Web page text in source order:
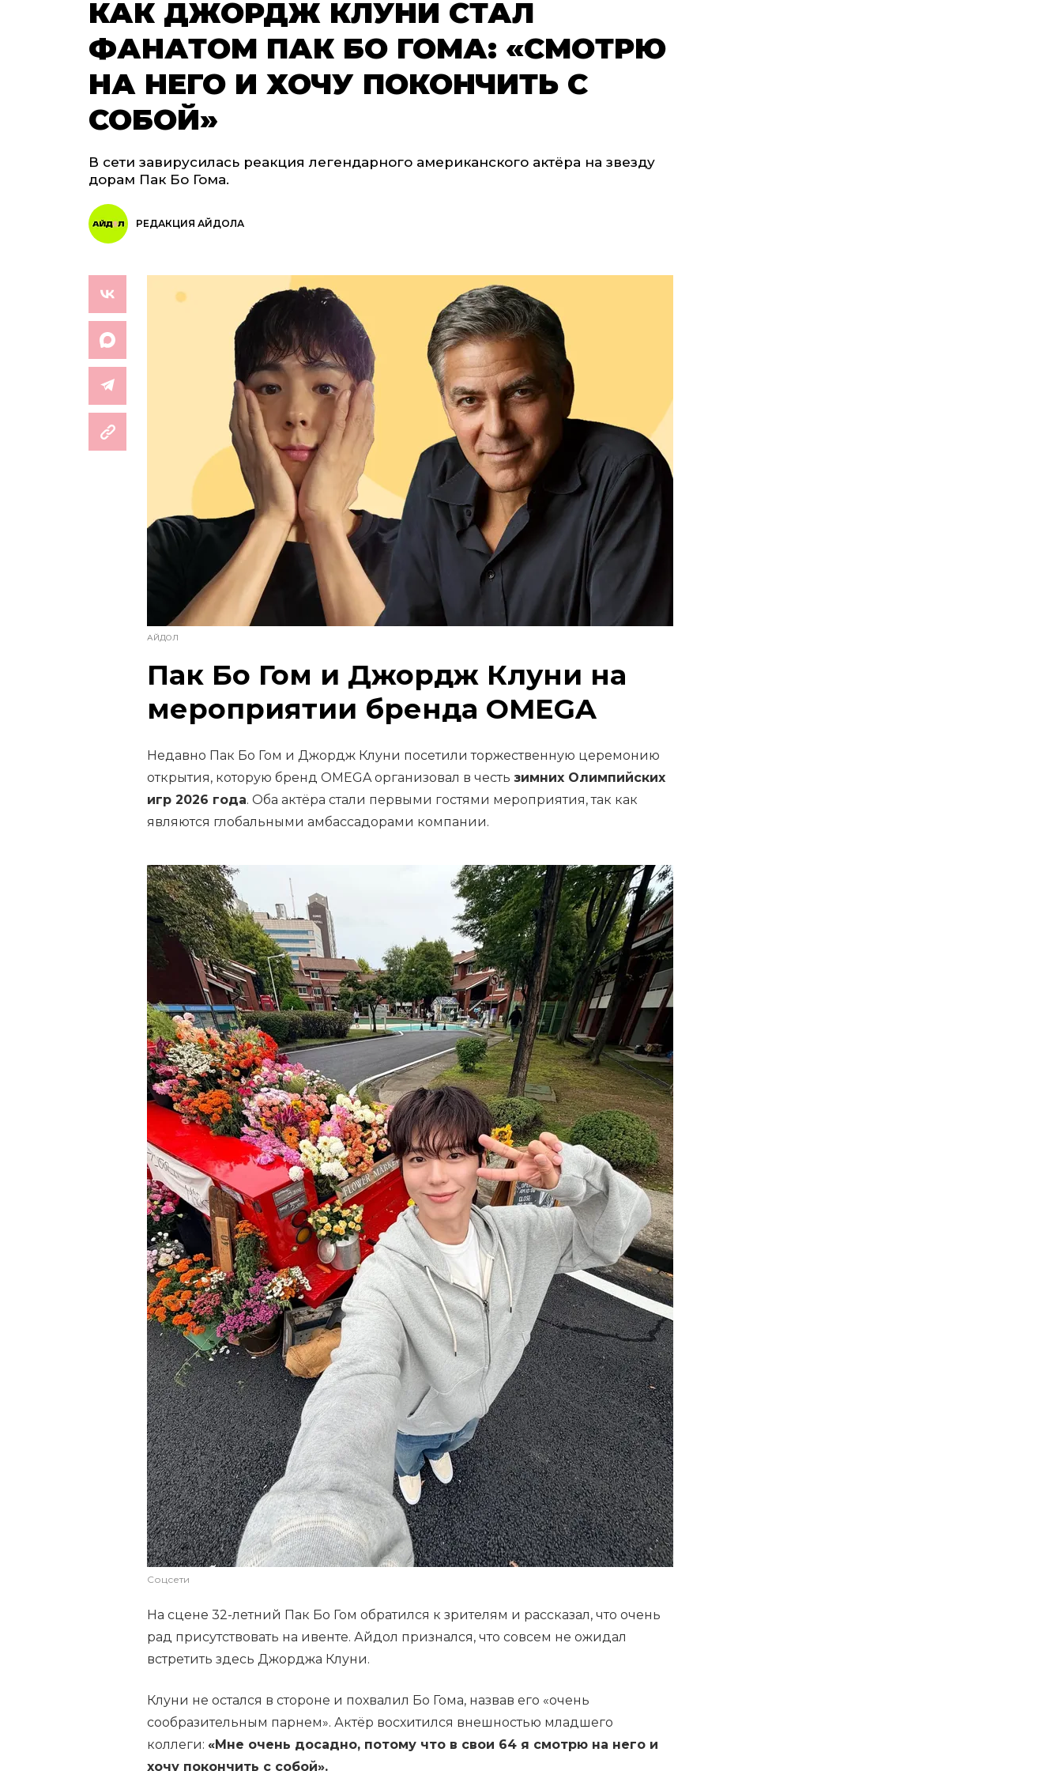
КАК ДЖОРДЖ КЛУНИ СТАЛ
ФАНАТОМ ПАК БО ГОМА: «СМОТРЮ
НА НЕГО И ХОЧУ ПОКОНЧИТЬ С
СОБОЙ»
В сети завирусилась реакция легендарного американского актёра на звезду
дорам Пак Бо Гома.
РЕДАКЦИЯ АЙДОЛА
АЙДОЛ
Пак Бо Гом и Джордж Клуни на
мероприятии бренда OMEGA
Недавно Пак Бо Гом и Джордж Клуни посетили торжественную церемонию
открытия, которую бренд OMEGA организовал в честь зимних Олимпийских
игр 2026 года. Оба актёра стали первыми гостями мероприятия, так как
являются глобальными амбассадорами компании.
Соцсети
На сцене 32-летний Пак Бо Гом обратился к зрителям и рассказал, что очень
рад присутствовать на ивенте. Айдол признался, что совсем не ожидал
встретить здесь Джорджа Клуни.
Клуни не остался в стороне и похвалил Бо Гома, назвав его «очень
сообразительным парнем». Актёр восхитился внешностью младшего
коллеги: «Мне очень досадно, потому что в свои 64 я смотрю на него и
хочу покончить с собой».